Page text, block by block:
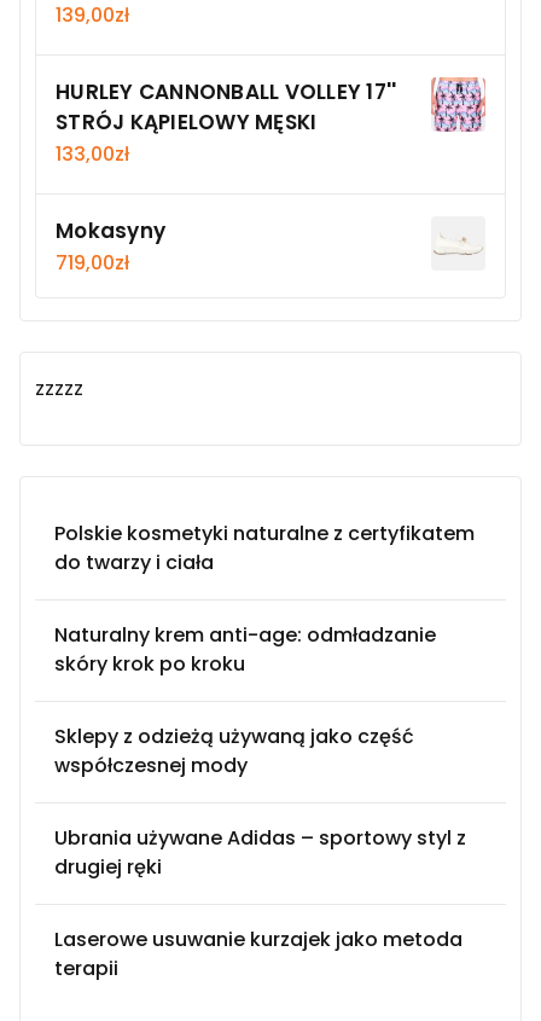
139,00zł
HURLEY CANNONBALL VOLLEY 17''
STRÓJ KĄPIELOWY MĘSKI
133,00zł
Mokasyny
719,00zł
zzzzz
Polskie kosmetyki naturalne z certyfikatem
do twarzy i ciała
Naturalny krem anti-age: odmładzanie
skóry krok po kroku
Sklepy z odzieżą używaną jako część
współczesnej mody
Ubrania używane Adidas – sportowy styl z
drugiej ręki
Laserowe usuwanie kurzajek jako metoda
terapii